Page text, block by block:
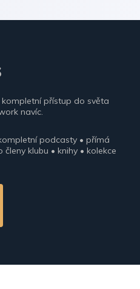
přístup do světa
navíc.
podcasty • přímá
klubu • knihy • kolekce